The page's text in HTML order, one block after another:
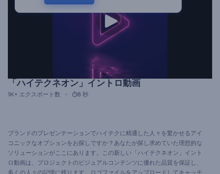
「ハイテクネオン」イントロ動画
1K+ エクスポート数 8 秒
ブランドのプレゼンテーションでハイテクに精通した人々を驚かせるアイ
コニックなオプションをお探しですか？あなたが探し求めていた理想的な
ソリューションがここにあります。この新しい「ハイテクネオン」イント
ロ動画は、プロジェクトのビジュアルコンテンツに優れた品質を保証し、
多くの人々の記憶に残ります。ロゴファイルをアップロードしてキャッチ